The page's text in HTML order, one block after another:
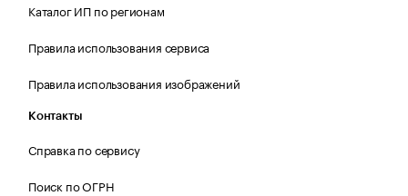
Каталог ИП по регионам
Правила использования сервиса
Правила использования изображений
Контакты
Справка по сервису
Поиск по ОГРН